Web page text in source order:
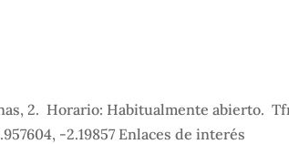
2. Horario: Habitualmente abierto.
-2.19857 Enlaces de interés